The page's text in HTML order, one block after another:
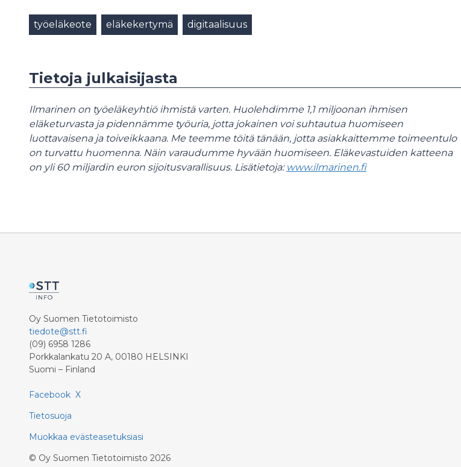
työeläkeote eläkekertymä digitaalisuus
Tietoja julkaisijasta
Ilmarinen on työeläkeyhtiö ihmistä varten. Huolehdimme 1,1 miljoonan ihmisen
eläketurvasta ja pidennämme työuria, jotta jokainen voi suhtautua huomiseen
luottavaisena ja toiveikkaana. Me teemme töitä tänään, jotta asiakkaittemme toimeentulo
on turvattu huomenna. Näin varaudumme hyvään huomiseen. Eläkevastuiden katteena
on yli 60 miljardin euron sijoitusvarallisuus. Lisätietoja: www.ilmarinen.fi
Oy Suomen Tietotoimisto
tiedote@stt.fi
(09) 6958 1286
Porkkalankatu 20 A, 00180 HELSINKI
Suomi – Finland
Facebook X
Tietosuoja
Muokkaa evästeasetuksiasi
© Oy Suomen Tietotoimisto 2026